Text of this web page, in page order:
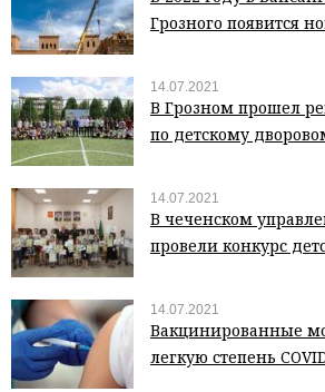
Грозного появится
14.07.2021
В Грозном прошел
по детскому
14.07.2021
В чеченском
провели конкурс
14.07.2021
Вакцинированные
легкую степень